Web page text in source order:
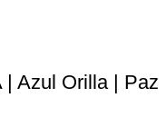
Azul Orilla | Paz